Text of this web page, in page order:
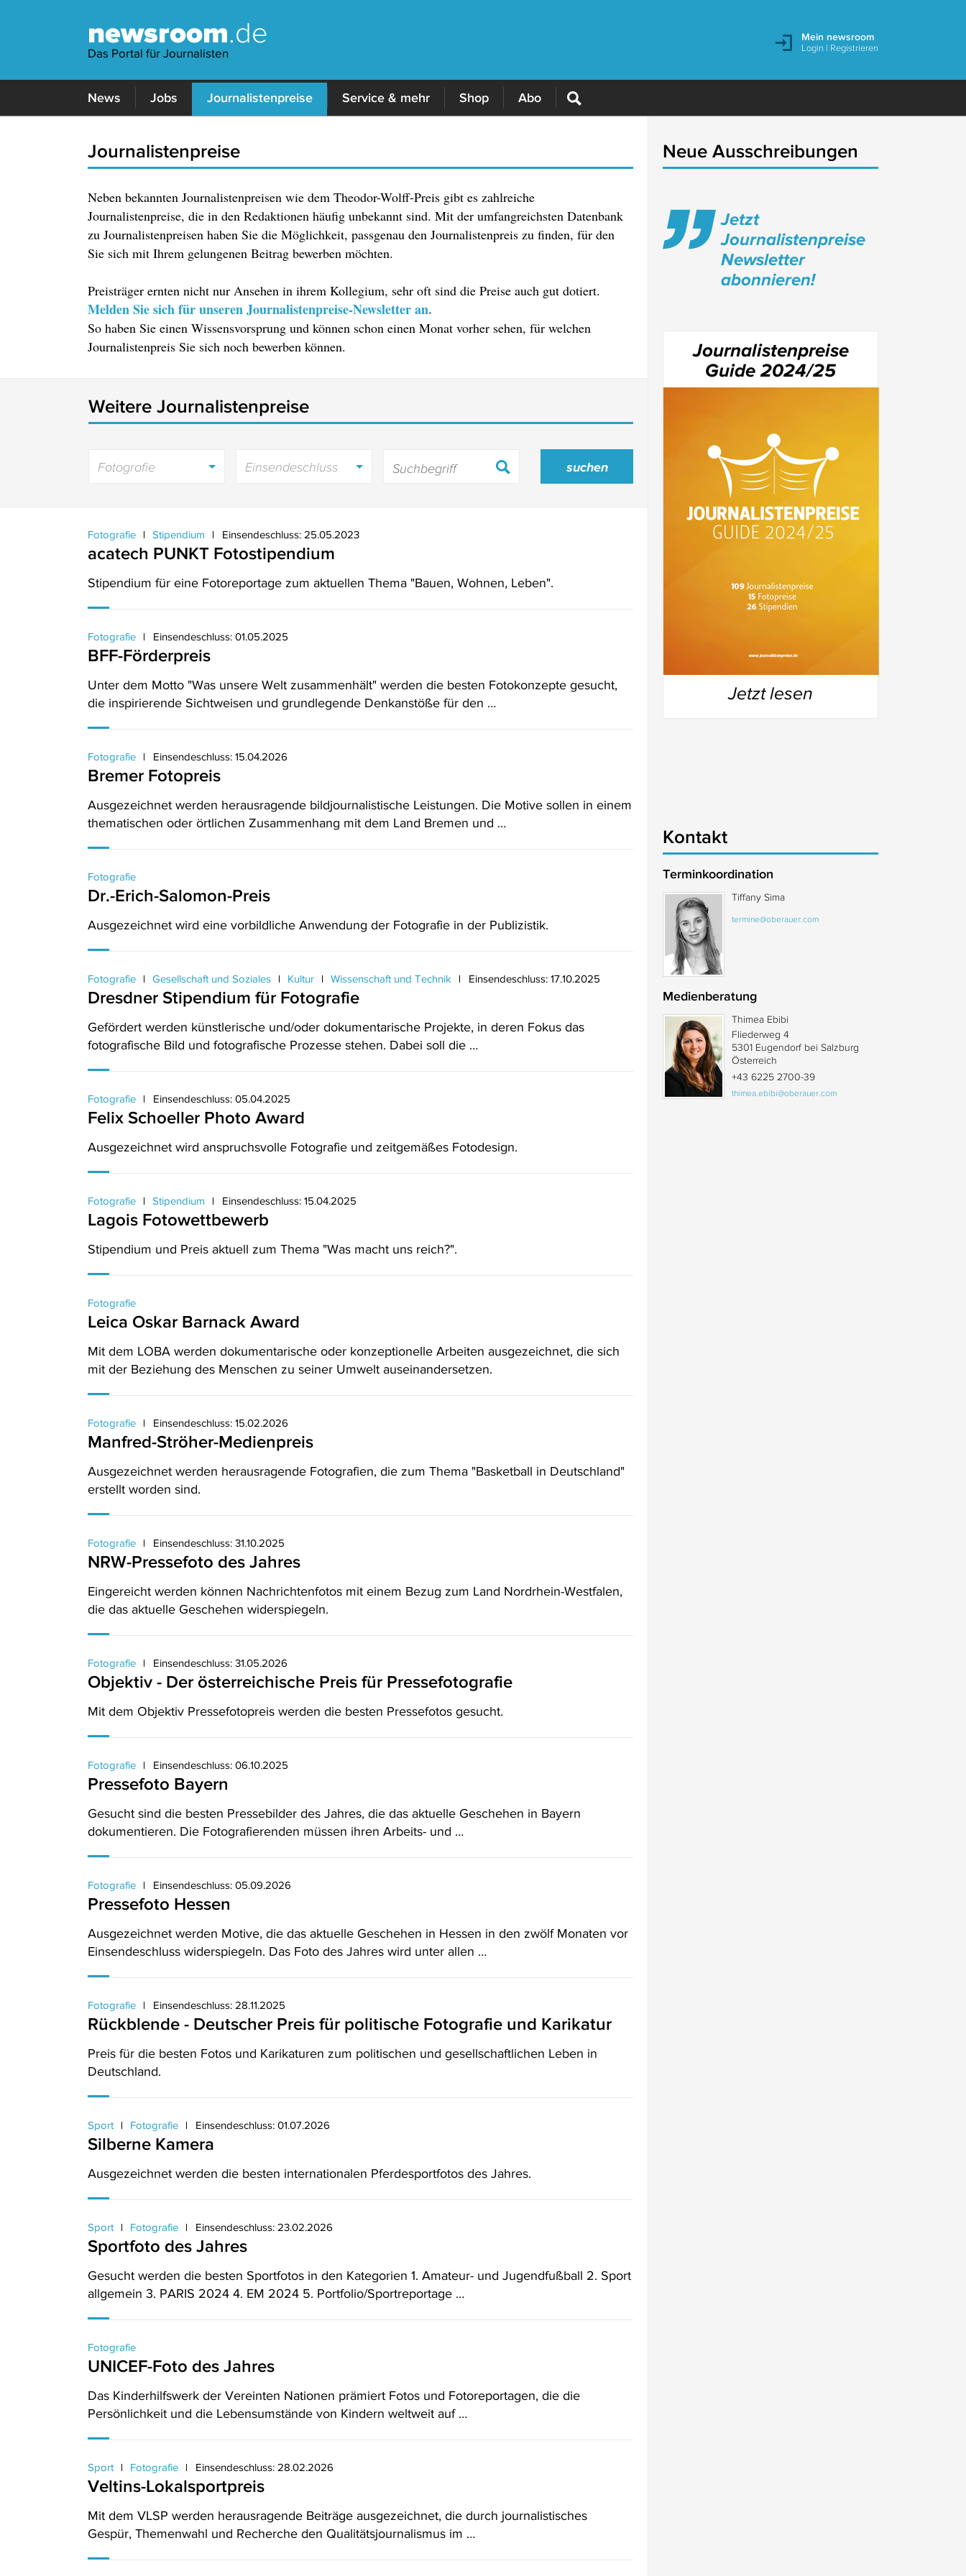
newsroom.de
Das Portal für Journalisten
Mein newsroom
Login | Registrieren
News Jobs Journalistenpreise Service & mehr Shop Abo
Journalistenpreise
Neben bekannten Journalistenpreisen wie dem Theodor-Wolff-Preis gibt es zahlreiche
Journalistenpreise, die in den Redaktionen häufig unbekannt sind. Mit der umfangreichsten Datenbank
zu Journalistenpreisen haben Sie die Möglichkeit, passgenau den Journalistenpreis zu finden, für den
Sie sich mit Ihrem gelungenen Beitrag bewerben möchten.
Preisträger ernten nicht nur Ansehen in ihrem Kollegium, sehr oft sind die Preise auch gut dotiert.
Melden Sie sich für unseren Journalistenpreise-Newsletter an.
So haben Sie einen Wissensvorsprung und können schon einen Monat vorher sehen, für welchen
Journalistenpreis Sie sich noch bewerben können.
Weitere Journalistenpreise
Fotografie Einsendeschluss
Fotografie Stipendium Einsendeschluss: 25.05.2023
acatech PUNKT Fotostipendium
Stipendium für eine Fotoreportage zum aktuellen Thema "Bauen, Wohnen, Leben".
Fotografie Einsendeschluss: 01.05.2025
BFF-Förderpreis
Unter dem Motto "Was unsere Welt zusammenhält" werden die besten Fotokonzepte gesucht,
die inspirierende Sichtweisen und grundlegende Denkanstöße für den …
Fotografie Einsendeschluss: 15.04.2026
Bremer Fotopreis
Ausgezeichnet werden herausragende bildjournalistische Leistungen. Die Motive sollen in einem
thematischen oder örtlichen Zusammenhang mit dem Land Bremen und …
Fotografie
Dr.-Erich-Salomon-Preis
Ausgezeichnet wird eine vorbildliche Anwendung der Fotografie in der Publizistik.
Fotografie Gesellschaft und Soziales Kultur Wissenschaft und Technik Einsendeschluss: 17.10.2025
Dresdner Stipendium für Fotografie
Gefördert werden künstlerische und/oder dokumentarische Projekte, in deren Fokus das
fotografische Bild und fotografische Prozesse stehen. Dabei soll die …
Fotografie Einsendeschluss: 05.04.2025
Felix Schoeller Photo Award
Ausgezeichnet wird anspruchsvolle Fotografie und zeitgemäßes Fotodesign.
Fotografie Stipendium Einsendeschluss: 15.04.2025
Lagois Fotowettbewerb
Stipendium und Preis aktuell zum Thema "Was macht uns reich?".
Fotografie
Leica Oskar Barnack Award
Mit dem LOBA werden dokumentarische oder konzeptionelle Arbeiten ausgezeichnet, die sich
mit der Beziehung des Menschen zu seiner Umwelt auseinandersetzen.
Fotografie Einsendeschluss: 15.02.2026
Manfred-Ströher-Medienpreis
Ausgezeichnet werden herausragende Fotografien, die zum Thema "Basketball in Deutschland"
erstellt worden sind.
Fotografie Einsendeschluss: 31.10.2025
NRW-Pressefoto des Jahres
Eingereicht werden können Nachrichtenfotos mit einem Bezug zum Land Nordrhein-Westfalen,
die das aktuelle Geschehen widerspiegeln.
Fotografie Einsendeschluss: 31.05.2026
Objektiv - Der österreichische Preis für Pressefotografie
Mit dem Objektiv Pressefotopreis werden die besten Pressefotos gesucht.
Fotografie Einsendeschluss: 06.10.2025
Pressefoto Bayern
Gesucht sind die besten Pressebilder des Jahres, die das aktuelle Geschehen in Bayern
dokumentieren. Die Fotografierenden müssen ihren Arbeits- und …
Fotografie Einsendeschluss: 05.09.2026
Pressefoto Hessen
Ausgezeichnet werden Motive, die das aktuelle Geschehen in Hessen in den zwölf Monaten vor
Einsendeschluss widerspiegeln. Das Foto des Jahres wird unter allen …
Fotografie Einsendeschluss: 28.11.2025
Rückblende - Deutscher Preis für politische Fotografie und Karikatur
Preis für die besten Fotos und Karikaturen zum politischen und gesellschaftlichen Leben in
Deutschland.
Sport Fotografie Einsendeschluss: 01.07.2026
Silberne Kamera
Ausgezeichnet werden die besten internationalen Pferdesportfotos des Jahres.
Sport Fotografie Einsendeschluss: 23.02.2026
Sportfoto des Jahres
Gesucht werden die besten Sportfotos in den Kategorien 1. Amateur- und Jugendfußball 2. Sport
allgemein 3. PARIS 2024 4. EM 2024 5. Portfolio/Sportreportage …
Fotografie
UNICEF-Foto des Jahres
Das Kinderhilfswerk der Vereinten Nationen prämiert Fotos und Fotoreportagen, die die
Persönlichkeit und die Lebensumstände von Kindern weltweit auf …
Sport Fotografie Einsendeschluss: 28.02.2026
Veltins-Lokalsportpreis
Mit dem VLSP werden herausragende Beiträge ausgezeichnet, die durch journalistisches
Gespür, Themenwahl und Recherche den Qualitätsjournalismus im …
Neue Ausschreibungen
Jetzt
Journalistenpreise
Newsletter
abonnieren!
Journalistenpreise
Guide 2024/25
Jetzt lesen
Kontakt
Terminkoordination
Tiffany Sima
termine@oberauer.com
Medienberatung
Thimea Ebibi
Fliederweg 4
5301 Eugendorf bei Salzburg
Österreich
+43 6225 2700-39
thimea.ebibi@oberauer.com